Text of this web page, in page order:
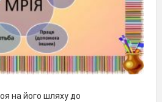
на його шляху до